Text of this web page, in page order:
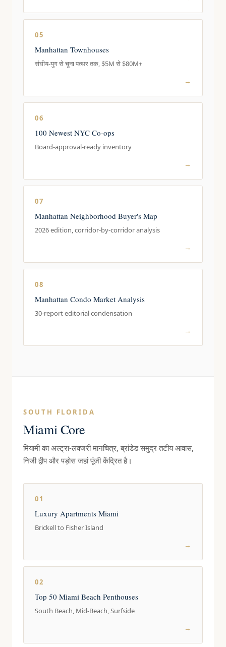
05
Manhattan Townhouses
संघीय-युग से चूना पत्थर तक, $5M से $80M+
→
06
100 Newest NYC Co-ops
Board-approval-ready inventory
→
07
Manhattan Neighborhood Buyer's Map
2026 edition, corridor-by-corridor analysis
→
08
Manhattan Condo Market Analysis
30-report editorial condensation
→
SOUTH FLORIDA
Miami Core
मियामी का अल्ट्रा-लक्जरी मानचित्र, ब्रांडेड समुद्र तटीय आवास,
निजी द्वीप और पड़ोस जहां पूंजी केंद्रित है।
01
Luxury Apartments Miami
Brickell to Fisher Island
→
02
Top 50 Miami Beach Penthouses
South Beach, Mid-Beach, Surfside
→